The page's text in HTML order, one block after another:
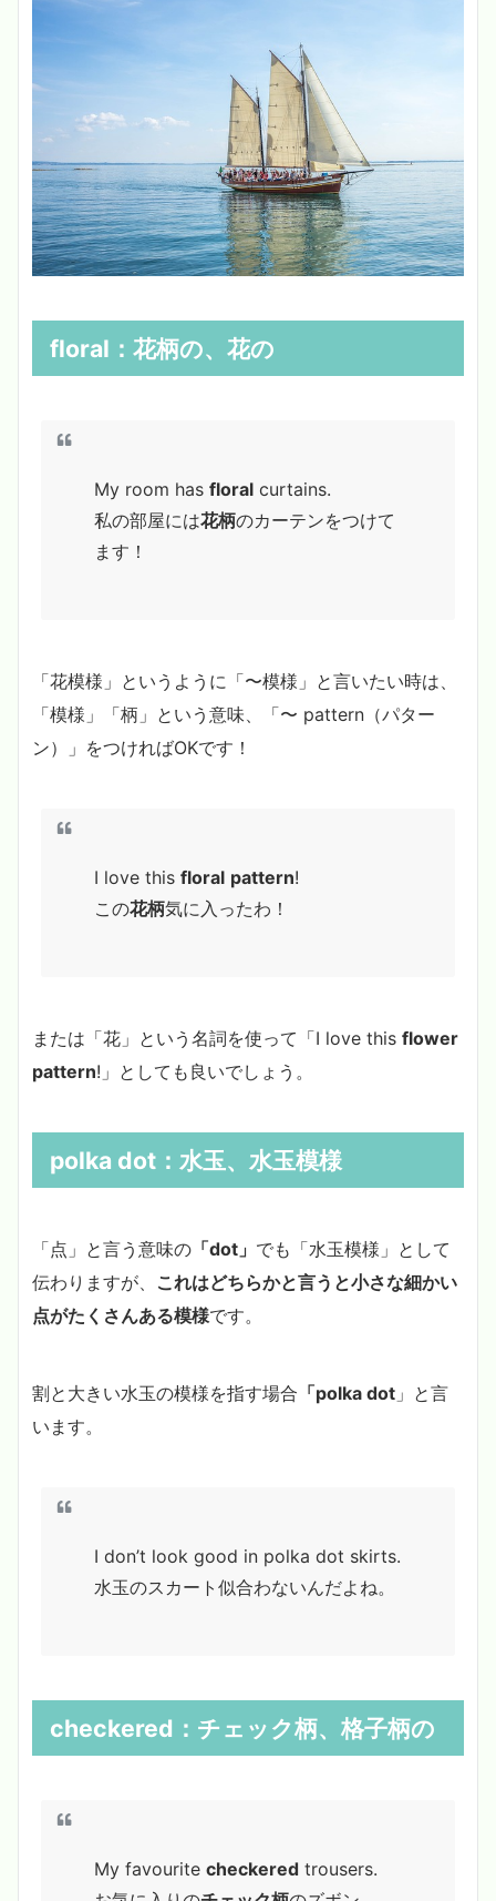
floral： 花柄の、花の
My room has floral curtains.
私の部屋には花柄のカーテンをつけて
ます！
「花模様」というように「〜模様」と言いたい時は、
「模様」「柄」という意味、「〜 pattern（パター
ン）」をつければOKです！
I love this floral pattern!
この花柄気に入ったわ！
または「花」という名詞を使って「I love this flower
pattern!」としても良いでしょう。
polka dot： 水玉、 水玉模様
「点」と言う意味の 「dot」 でも「水玉模様」として
伝わりますが、 これはどちらかと言うと小さな細かい
点がたくさんある模様です。
割と大きい水玉の模様を指す場合 「polka dot 」と言
います。
I don’t look good in polka dot skirts.
水玉のスカート似合わないんだよね。
checkered ：チェック柄、 格子柄の
My favourite checkered trousers.